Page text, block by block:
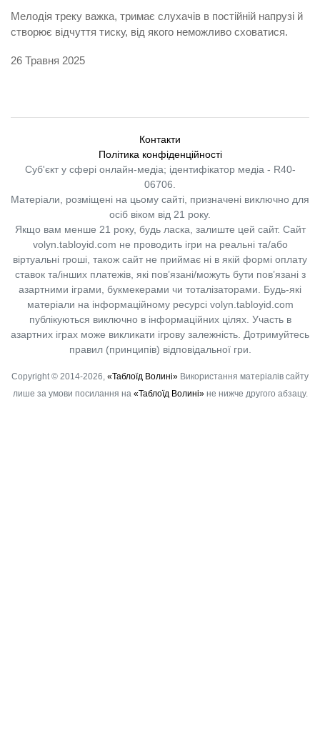
Мелодія треку важка, тримає слухачів в постійній напрузі й
створює відчуття тиску, від якого неможливо сховатися.
26 Травня 2025
Контакти
Політика конфіденційності
Суб'єкт у сфері онлайн-медіа; ідентифікатор медіа - R40-
06706.
Матеріали, розміщені на цьому сайті, призначені виключно для
осіб віком від 21 року.
Якщо вам менше 21 року, будь ласка, залиште цей сайт. Сайт
volyn.tabloyid.com не проводить ігри на реальні та/або
віртуальні гроші, також сайт не приймає ні в якій формі оплату
ставок та/інших платежів, які пов’язані/можуть бути пов’язані з
азартними іграми, букмекерами чи тоталізаторами. Будь-які
матеріали на інформаційному ресурсі volyn.tabloyid.com
публікуються виключно в інформаційних цілях. Участь в
азартних іграх може викликати ігрову залежність. Дотримуйтесь
правил (принципів) відповідальної гри.
Copyright © 2014-2026, «Таблоїд Волині» Використання матеріалів сайту
лише за умови посилання на «Таблоїд Волині»не нижче другого абзацу.